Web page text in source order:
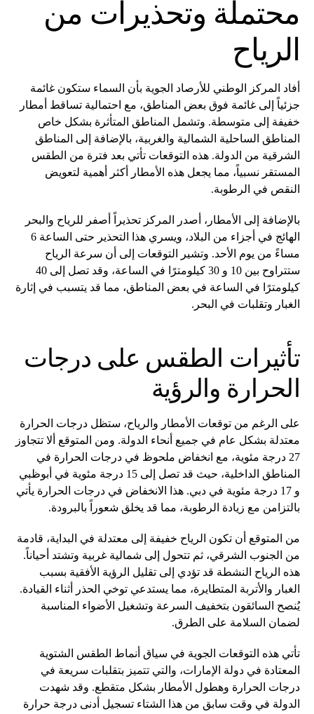
محتملة وتحذيرات من
الرياح
أفاد المركز الوطني للأرصاد الجوية بأن السماء ستكون غائمة
جزئياً إلى غائمة فوق بعض المناطق، مع احتمالية تساقط أمطار
خفيفة إلى متوسطة. وتشمل المناطق المتأثرة بشكل خاص
المناطق الساحلية الشمالية والغربية، بالإضافة إلى المناطق
الشرقية من الدولة. هذه التوقعات تأتي بعد فترة من الطقس
المستقر نسبياً، مما يجعل هذه الأمطار أكثر أهمية لتعويض
النقص في الرطوبة.
بالإضافة إلى الأمطار، أصدر المركز تحذيراً أصفر للرياح والبحر
الهائج في أجزاء من البلاد، ويسري هذا التحذير حتى الساعة 6
مساءً من يوم الأحد. وتشير التوقعات إلى أن سرعة الرياح
ستتراوح بين 10 و 30 كيلومترًا في الساعة، وقد تصل إلى 40
كيلومترًا في الساعة في بعض المناطق، مما قد يتسبب في إثارة
الغبار وتقلبات في البحر.
تأثيرات الطقس على درجات
الحرارة والرؤية
على الرغم من توقعات الأمطار والرياح، ستظل درجات الحرارة
معتدلة بشكل عام في جميع أنحاء الدولة. ومن المتوقع ألا تتجاوز
27 درجة مئوية، مع انخفاض ملحوظ في درجات الحرارة في
المناطق الداخلية، حيث قد تصل إلى 15 درجة مئوية في أبوظبي
و 17 درجة مئوية في دبي. هذا الانخفاض في درجات الحرارة يأتي
بالتزامن مع زيادة الرطوبة، مما قد يخلق شعوراً بالبرودة.
من المتوقع أن تكون الرياح خفيفة إلى معتدلة في البداية، قادمة
من الجنوب الشرقي، ثم تتحول إلى شمالية غربية وتشتد أحياناً.
هذه الرياح النشطة قد تؤدي إلى تقليل الرؤية الأفقية بسبب
الغبار والأتربة المتطايرة، مما يستدعي توخي الحذر أثناء القيادة.
يُنصح السائقون بتخفيف السرعة وتشغيل الأضواء المناسبة
لضمان السلامة على الطرق.
تأتي هذه التوقعات الجوية في سياق أنماط الطقس الشتوية
المعتادة في دولة الإمارات، والتي تتميز بتقلبات سريعة في
درجات الحرارة وهطول الأمطار بشكل متقطع. وقد شهدت
الدولة في وقت سابق من هذا الشتاء تسجيل أدنى درجة حرارة